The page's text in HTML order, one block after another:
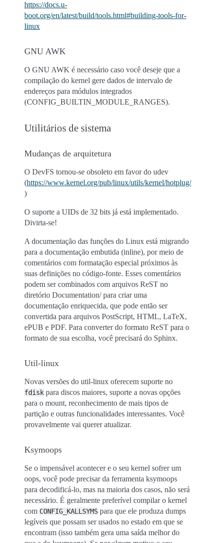
https://docs.u-
boot.org/en/latest/build/tools.html#building-tools-for-
linux
GNU AWK
O GNU AWK é necessário caso você deseje que a
compilação do kernel gere dados de intervalo de
endereços para módulos integrados
(CONFIG_BUILTIN_MODULE_RANGES).
Utilitários de sistema
Mudanças de arquitetura
O DevFS tornou-se obsoleto em favor do udev
(https://www.kernel.org/pub/linux/utils/kernel/hotplug/
)
O suporte a UIDs de 32 bits já está implementado.
Divirta-se!
A documentação das funções do Linux está migrando
para a documentação embutida (inline), por meio de
comentários com formatação especial próximos às
suas definições no código-fonte. Esses comentários
podem ser combinados com arquivos ReST no
diretório Documentation/ para criar uma
documentação enriquecida, que pode então ser
convertida para arquivos PostScript, HTML, LaTeX,
ePUB e PDF. Para converter do formato ReST para o
formato de sua escolha, você precisará do Sphinx.
Util-linux
Novas versões do util-linux oferecem suporte no
fdisk para discos maiores, suporte a novas opções
para o mount, reconhecimento de mais tipos de
partição e outras funcionalidades interessantes. Você
provavelmente vai querer atualizar.
Ksymoops
Se o impensável acontecer e o seu kernel sofrer um
oops, você pode precisar da ferramenta ksymoops
para decodificá-lo, mas na maioria dos casos, não será
necessário. É geralmente preferível compilar o kernel
com CONFIG_KALLSYMS para que ele produza dumps
legíveis que possam ser usados no estado em que se
encontram (isso também gera uma saída melhor do